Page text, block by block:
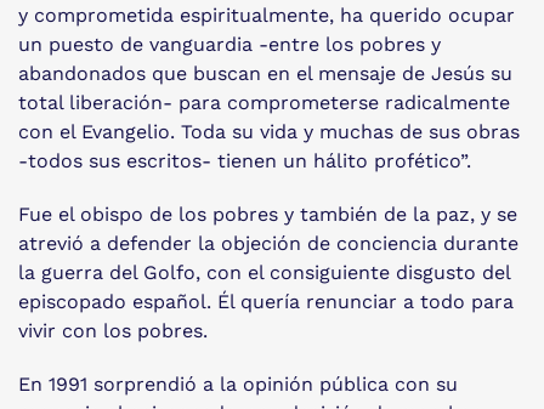
y comprometida espiritualmente, ha querido ocupar
un puesto de vanguardia -entre los pobres y
abandonados que buscan en el mensaje de Jesús su
total liberación- para comprometerse radicalmente
con el Evangelio. Toda su vida y muchas de sus obras
-todos sus escritos- tienen un hálito profético”.
Fue el obispo de los pobres y también de la paz, y se
atrevió a defender la objeción de conciencia durante
la guerra del Golfo, con el consiguiente disgusto del
episcopado español. Él quería renunciar a todo para
vivir con los pobres.
En 1991 sorprendió a la opinión pública con su